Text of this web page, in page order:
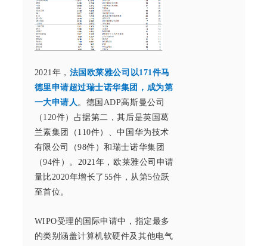
2021年， 法国欧莱雅公司以171件马
德里申请超过瑞士诺华集团，成为第
一大申请人。德国ADP高斯曼公司
（120件）占据第二，其后是英国葛
兰素集团（110件）、中国华为技术
有限公司（98件）和瑞士诺华集团
（94件）。2021年，欧莱雅公司申请
量比2020年增长了55件，从第5位跃
至首位。
WIPO受理的国际申请中，指定最多
的类别涵盖计算机软硬件及其他电气